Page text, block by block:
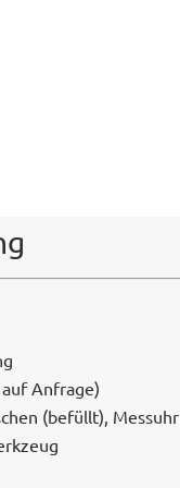
Anfrage)
(befüllt), Messuhr